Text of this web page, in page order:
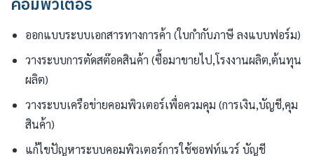
ออกแบบระบบเอกสารทางการค้า (ใบกำกับภาษี ลงแบบฟอร์ม)
วางระบบการตัดสต๊อคสินค้า (ซื้อมาขายไป,โรงงานผลิต,ต้นทุน
ผลิต)
วางระบบเครือข่ายคอมพิวเตอร์เพื่อควมคุม (การเงิน,บัญชี,คุม
สินค้า)
แก้ไขปัญหาระบบคอมพิวเตอร์การใช้ซอฟท์แวร์ บัญชี